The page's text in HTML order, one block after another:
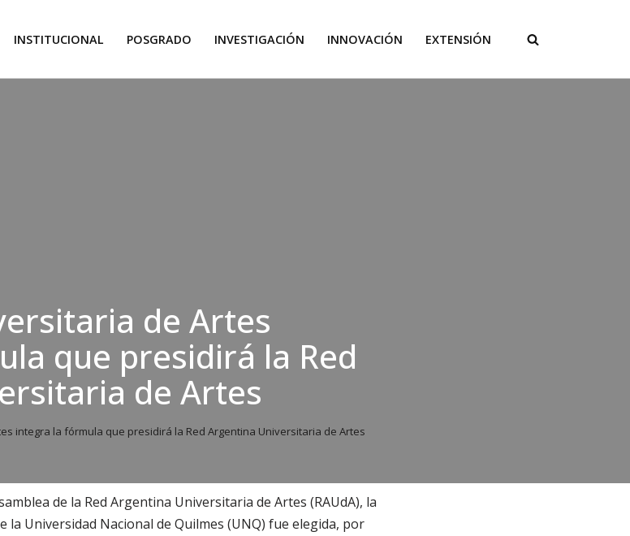
INSTITUCIONAL POSGRADO INVESTIGACIÓN INNOVACIÓN EXTENSIÓN
de Artes
que presidirá la Red
de Artes
integra la fórmula que presidirá la Red Argentina Universitaria de Artes
de la Red Argentina Universitaria de Artes (RAUdA), la
la Universidad Nacional de Quilmes (UNQ) fue elegida, por